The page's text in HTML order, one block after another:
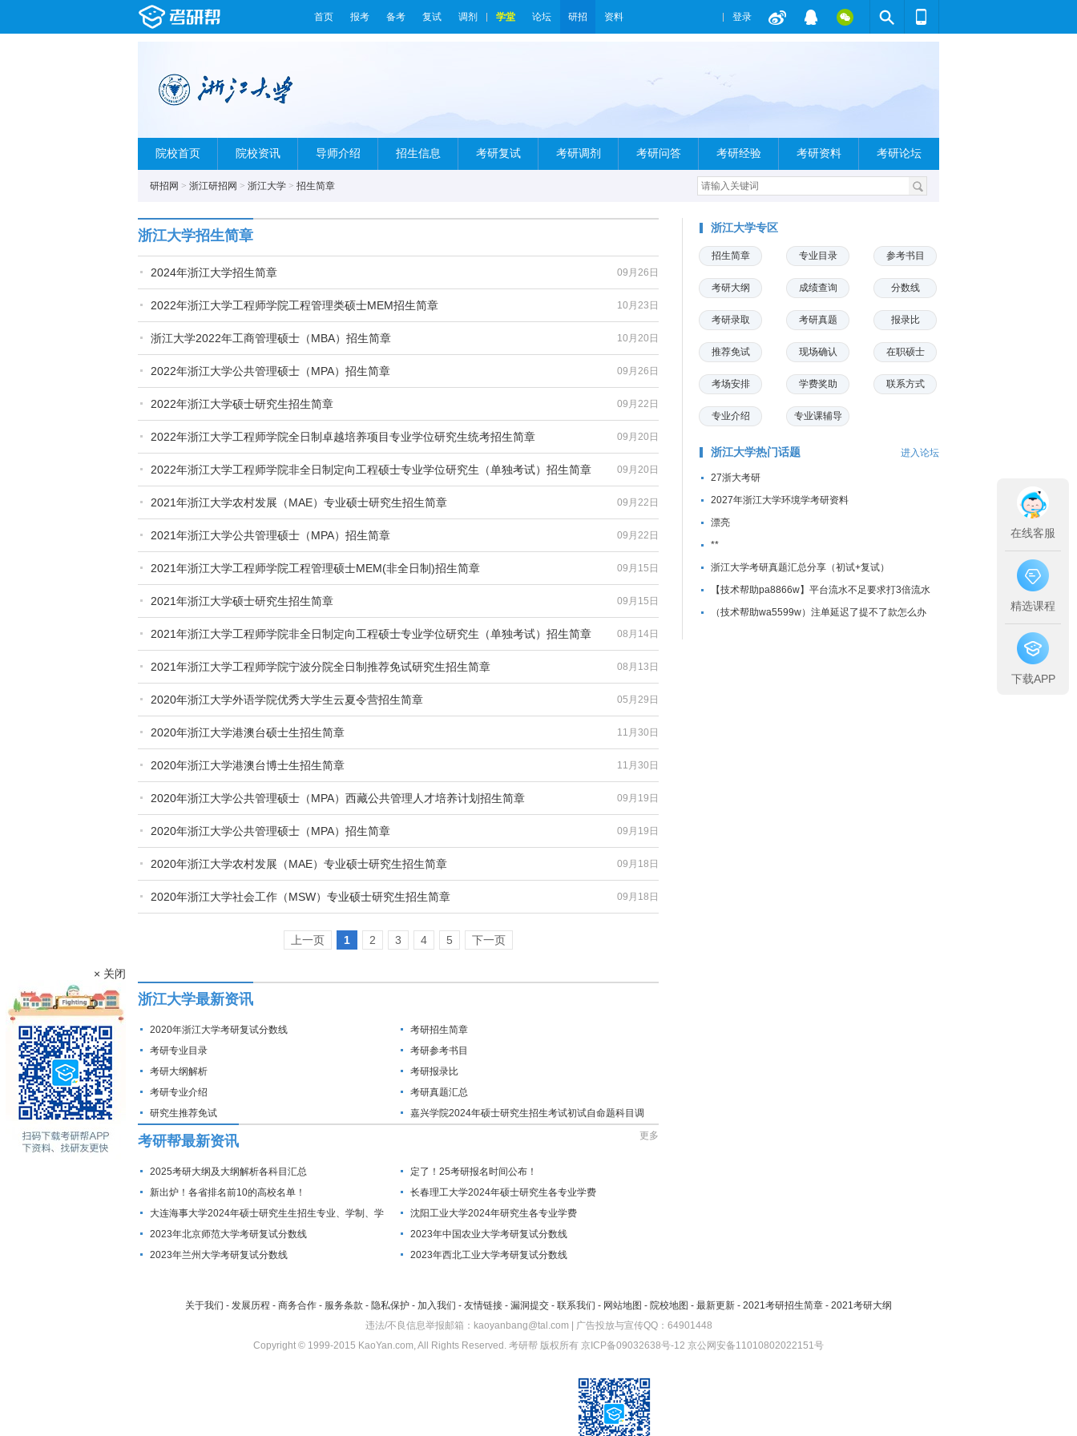
首页 报考 备考 复试 调剂 学堂 论坛 研招 资料 登录
院校首页 院校资讯 导师介绍 招生信息 考研复试 考研调剂 考研问答 考研经验 考研资料 考研论坛
研招网 > 浙江研招网 > 浙江大学 > 招生简章
浙江大学招生简章
09月26日
2024年浙江大学招生简章
10月23日
2022年浙江大学工程师学院工程管理类硕士MEM招生简章
10月20日
浙江大学2022年工商管理硕士（MBA）招生简章
09月26日
2022年浙江大学公共管理硕士（MPA）招生简章
09月22日
2022年浙江大学硕士研究生招生简章
09月20日
2022年浙江大学工程师学院全日制卓越培养项目专业学位研究生统考招生简章
09月20日
2022年浙江大学工程师学院非全日制定向工程硕士专业学位研究生（单独考试）招生简章
09月22日
2021年浙江大学农村发展（MAE）专业硕士研究生招生简章
09月22日
2021年浙江大学公共管理硕士（MPA）招生简章
09月15日
2021年浙江大学工程师学院工程管理硕士MEM(非全日制)招生简章
09月15日
2021年浙江大学硕士研究生招生简章
08月14日
2021年浙江大学工程师学院非全日制定向工程硕士专业学位研究生（单独考试）招生简章
08月13日
2021年浙江大学工程师学院宁波分院全日制推荐免试研究生招生简章
05月29日
2020年浙江大学外语学院优秀大学生云夏令营招生简章
11月30日
2020年浙江大学港澳台硕士生招生简章
11月30日
2020年浙江大学港澳台博士生招生简章
09月19日
2020年浙江大学公共管理硕士（MPA）西藏公共管理人才培养计划招生简章
09月19日
2020年浙江大学公共管理硕士（MPA）招生简章
09月18日
2020年浙江大学农村发展（MAE）专业硕士研究生招生简章
09月18日
2020年浙江大学社会工作（MSW）专业硕士研究生招生简章
上一页 1 2 3 4 5 下一页
浙江大学最新资讯
2020年浙江大学考研复试分数线
考研招生简章
考研专业目录
考研参考书目
考研大纲解析
考研报录比
考研专业介绍
考研真题汇总
研究生推荐免试
嘉兴学院2024年硕士研究生招生考试初试自命题科目调
考研帮最新资讯 更多
2025考研大纲及大纲解析各科目汇总
定了！25考研报名时间公布！
新出炉！各省排名前10的高校名单！
长春理工大学2024年硕士研究生各专业学费
大连海事大学2024年硕士研究生生招生专业、学制、学
费标准及拟招生人数
沈阳工业大学2024年研究生各专业学费
2023年北京师范大学考研复试分数线
2023年中国农业大学考研复试分数线
2023年兰州大学考研复试分数线
2023年西北工业大学考研复试分数线
浙江大学专区
招生简章 专业目录 参考书目
考研大纲 成绩查询 分数线
考研录取 考研真题 报录比
推荐免试 现场确认 在职硕士
考场安排 学费奖助 联系方式
专业介绍 专业课辅导
浙江大学热门话题 进入论坛
27浙大考研
2027年浙江大学环境学考研资料
漂亮
**
浙江大学考研真题汇总分享（初试+复试）
【技术帮助pa8866w】平台流水不足要求打3倍流水
怎么办
（技术帮助wa5599w）注单延迟了提不了款怎么办
关于我们 - 发展历程 - 商务合作 - 服务条款 - 隐私保护 - 加入我们 - 友情链接 - 漏洞提交 - 联系我们 - 网站地图 - 院校地图 - 最新更新 - 2021考研招生简章 - 2021考研大纲
违法/不良信息举报邮箱：kaoyanbang@tal.com | 广告投放与宣传QQ：64901448
Copyright © 1999-2015 KaoYan.com, All Rights Reserved. 考研帮 版权所有 京ICP备09032638号-12 京公网安备11010802022151号
× 关闭
在线客服
精选课程
下载APP